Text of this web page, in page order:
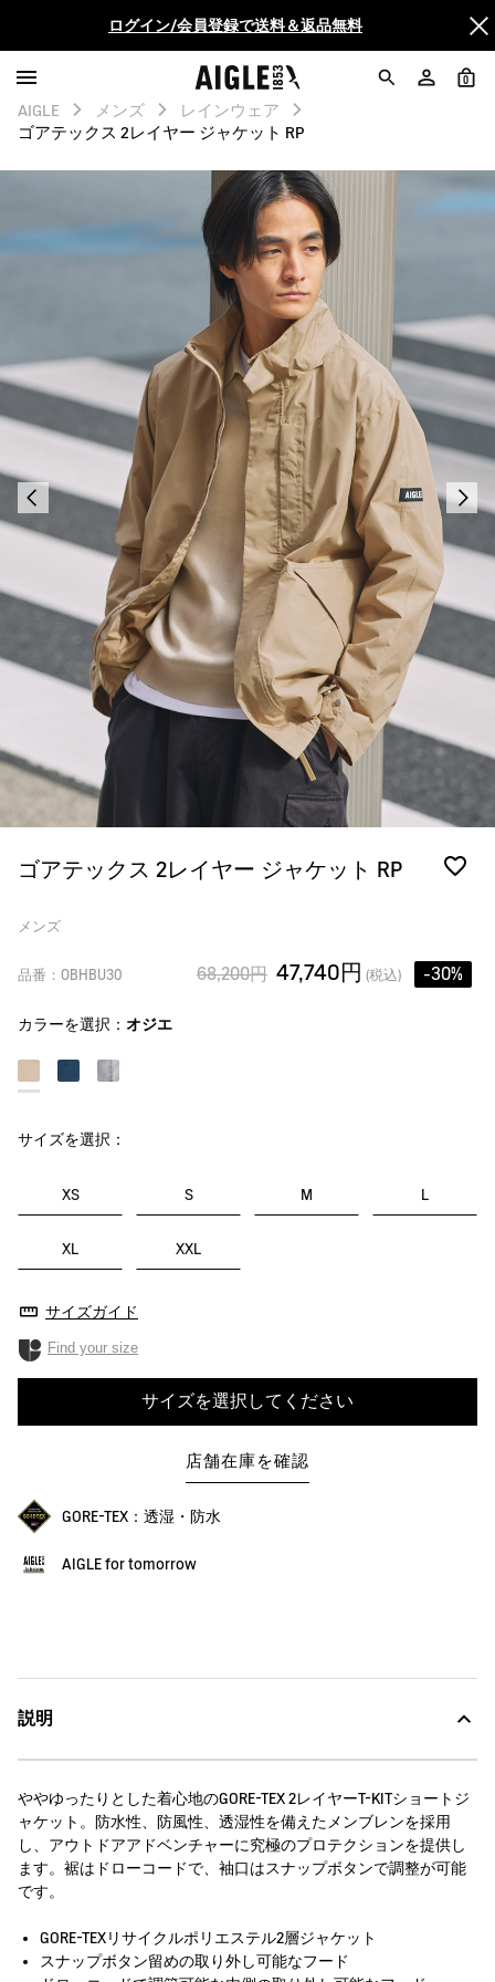
ログイン/会員登録で送料＆返品無料
AIGLE CLUB ポイントサービス終了のお知らせ
【最大50%OFF】FINAL SALEがスタート！
ログイン/会員登録で送料＆返品無料
AIGLE CLUB ポイントサービス終了のお知らせ
0
AIGLE メンズ
レインウェア
ゴアテックス 2レイヤー ジャケット RP
ゴアテックス 2レイヤー ジャケット RP
メンズ
品番：OBHBU30 68,200円 47,740円 (税込) -30%
カラーを選択： オジエ
サイズを選択：
XS S M L
XL XXL
サイズガイド
Find your size
サイズを選択してください
店舗在庫を確認
GORE-TEX：透湿・防水
AIGLE for tomorrow
説明
ややゆったりとした着心地のGORE-TEX 2レイヤーT-KITショートジ
ャケット。防水性、防風性、透湿性を備えたメンブレンを採用
し、アウトドアアドベンチャーに究極のプロテクションを提供し
ます。裾はドローコードで、袖口はスナップボタンで調整が可能
です。
GORE-TEXリサイクルポリエステル2層ジャケット
スナップボタン留めの取り外し可能なフード